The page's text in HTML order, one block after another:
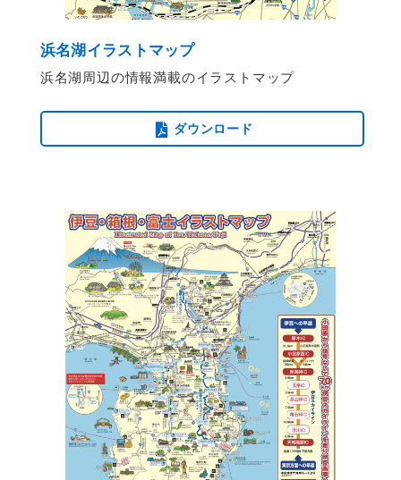
浜名湖イラストマップ
浜名湖周辺の情報満載のイラストマップ
ダウンロード